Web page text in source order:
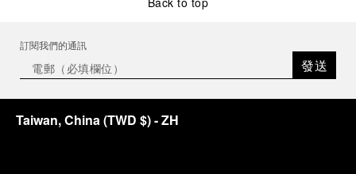
訂閱我們的通訊
發送
Taiwan, China(TWD $)- ZH